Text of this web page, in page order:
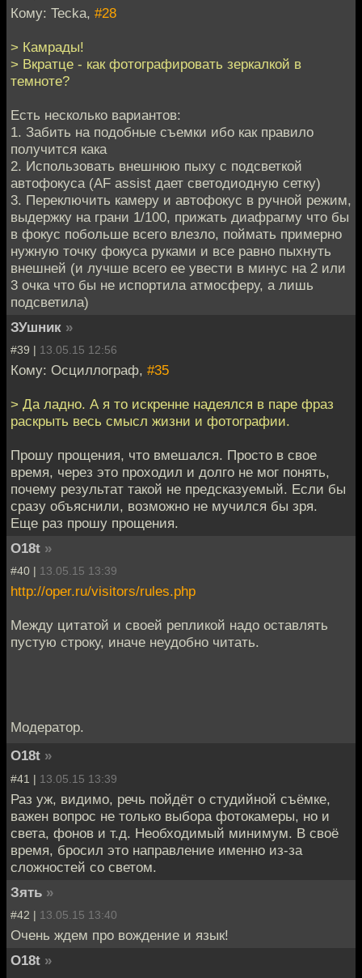
Кому: Tecka, #28
> Камрады!
> Вкратце - как фотографировать зеркалкой в
темноте?
Есть несколько вариантов:
1. Забить на подобные съемки ибо как правило
получится кака
2. Использовать внешнюю пыху с подсветкой
автофокуса (AF assist дает светодиодную сетку)
3. Переключить камеру и автофокус в ручной режим,
выдержку на грани 1/100, прижать диафрагму что бы
в фокус побольше всего влезло, поймать примерно
нужную точку фокуса руками и все равно пыхнуть
внешней (и лучше всего ее увести в минус на 2 или
3 очка что бы не испортила атмосферу, а лишь
подсветила)
ЗУшник »
#39 | 13.05.15 12:56
Кому: Осциллограф, #35
> Да ладно. А я то искренне надеялся в паре фраз
раскрыть весь смысл жизни и фотографии.
Прошу прощения, что вмешался. Просто в свое
время, через это проходил и долго не мог понять,
почему результат такой не предсказуемый. Если бы
сразу объяснили, возможно не мучился бы зря.
Еще раз прошу прощения.
O18t »
#40 | 13.05.15 13:39
http://oper.ru/visitors/rules.php
Между цитатой и своей репликой надо оставлять
пустую строку, иначе неудобно читать.
Модератор.
O18t »
#41 | 13.05.15 13:39
Раз уж, видимо, речь пойдёт о студийной съёмке,
важен вопрос не только выбора фотокамеры, но и
света, фонов и т.д. Необходимый минимум. В своё
время, бросил это направление именно из-за
сложностей со светом.
Зять »
#42 | 13.05.15 13:40
Очень ждем про вождение и язык!
O18t »